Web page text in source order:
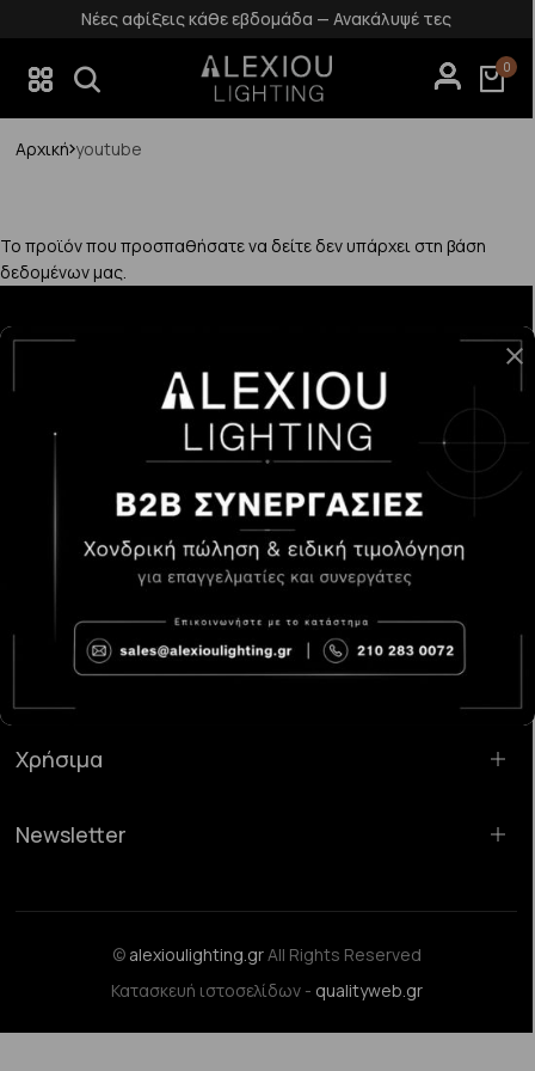
Νέες αφίξεις κάθε εβδομάδα — Ανακάλυψέ τες
0
Αρχική youtube
Το προϊόν που προσπαθήσατε να δείτε δεν υπάρχει στη βάση
δεδομένων μας.
Κατάστημα Χαλάνδρι:Σαρανταπόρου 55, 15232, Χαλάνδρι
sales@alexioulighting.gr
210 283 0072
6983123181
Χρήσιμα
Newsletter
© alexioulighting.grAll Rights Reserved
Κατασκευή ιστοσελίδων - qualityweb.gr